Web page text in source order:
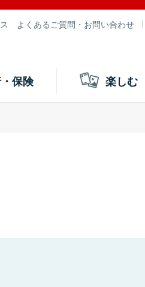
よくあるご質問・お問い合わせ
保険 楽しむ